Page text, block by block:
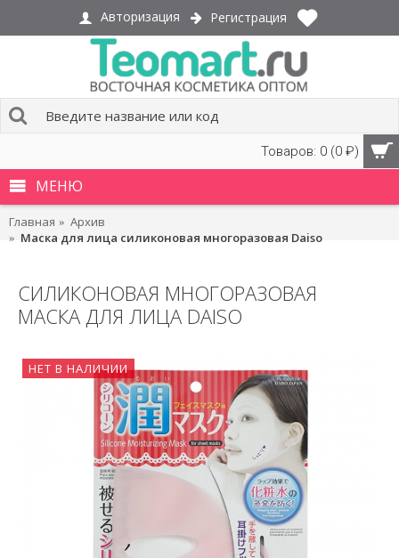
Авторизация Регистрация
Товаров: 0 (0 ₽)
МЕНЮ
Главная
Архив
Маска для лица силиконовая многоразовая Daiso
СИЛИКОНОВАЯ МНОГОРАЗОВАЯ
МАСКА ДЛЯ ЛИЦА DAISO
НЕТ В НАЛИЧИИ